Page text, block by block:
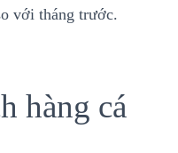
với tháng trước.
hàng cá